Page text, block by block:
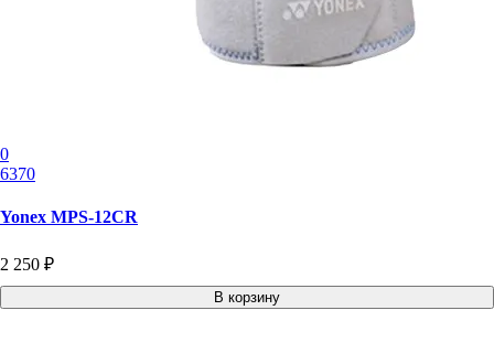
0
6370
Yonex MPS-12CR
2 250 ₽
В корзину